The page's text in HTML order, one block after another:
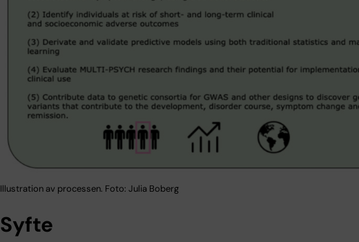
Illustration av processen. Foto: Julia Boberg
Syfte